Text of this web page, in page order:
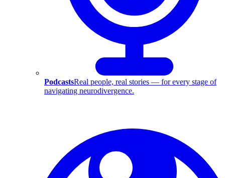
PodcastsReal people, real stories — for every stage of
navigating neurodivergence.